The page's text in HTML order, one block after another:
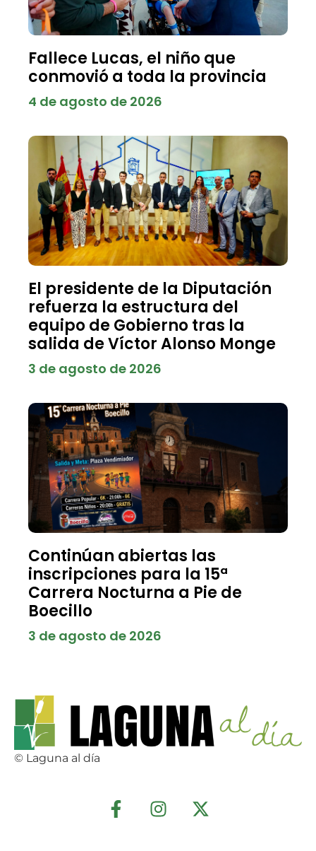
Fallece Lucas, el niño que
conmovió a toda la provincia
4 de agosto de 2026
El presidente de la Diputación
refuerza la estructura del
equipo de Gobierno tras la
salida de Víctor Alonso Monge
3 de agosto de 2026
Continúan abiertas las
inscripciones para la 15ª
Carrera Nocturna a Pie de
Boecillo
3 de agosto de 2026
© Laguna al día